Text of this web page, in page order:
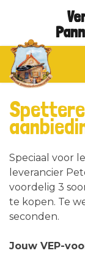
Speciaal voor
leverancier
voordelig 3
te kopen. Te
seconden.
Jouw VEP-